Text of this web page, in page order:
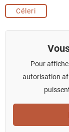
Céleri
Pour
autorisation